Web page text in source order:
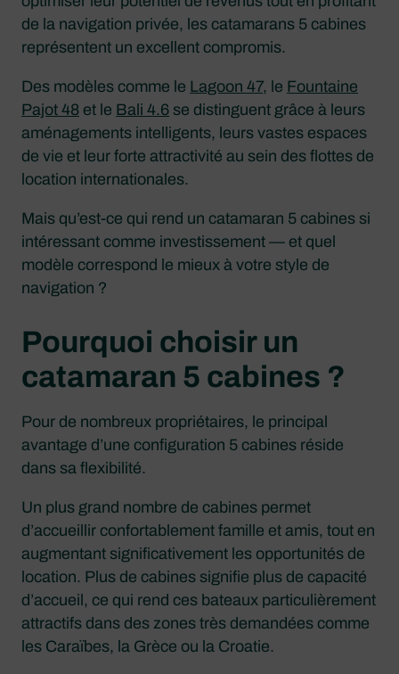
de la navigation privée, les catamarans 5 cabines
représentent un excellent compromis.
Des modèles comme le Lagoon 47, le Fountaine
Pajot 48 et le Bali 4.6 se distinguent grâce à leurs
aménagements intelligents, leurs vastes espaces
de vie et leur forte attractivité au sein des flottes de
location internationales.
Mais qu’est-ce qui rend un catamaran 5 cabines si
intéressant comme investissement — et quel
modèle correspond le mieux à votre style de
navigation ?
Pourquoi choisir un
catamaran 5 cabines ?
Pour de nombreux propriétaires, le principal
avantage d’une configuration 5 cabines réside
dans sa flexibilité.
Un plus grand nombre de cabines permet
d’accueillir confortablement famille et amis, tout en
augmentant significativement les opportunités de
location. Plus de cabines signifie plus de capacité
d’accueil, ce qui rend ces bateaux particulièrement
attractifs dans des zones très demandées comme
les Caraïbes, la Grèce ou la Croatie.